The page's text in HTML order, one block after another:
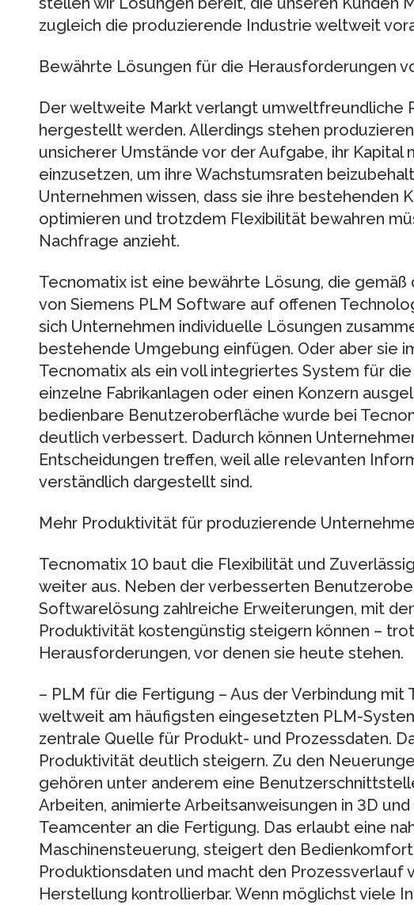
zugleich die produzierende Industrie weltweit
Bewährte Lösungen für die Herausforderungen
Der weltweite Markt verlangt umweltfreundliche
hergestellt werden. Allerdings stehen
unsicherer Umstände vor der Aufgabe, ihr Kapital
einzusetzen, um ihre Wachstumsraten
Unternehmen wissen, dass sie ihre bestehenden
optimieren und trotzdem Flexibilität bewahren
Nachfrage anzieht.
Tecnomatix ist eine bewährte Lösung, die
von Siemens PLM Software auf offenen
sich Unternehmen individuelle Lösungen
bestehende Umgebung einfügen. Oder aber sie
Tecnomatix als ein voll integriertes System für
einzelne Fabrikanlagen oder einen Konzern
bedienbare Benutzeroberfläche wurde bei
deutlich verbessert. Dadurch können
Entscheidungen treffen, weil alle relevanten
verständlich dargestellt sind.
Mehr Produktivität für produzierende
Tecnomatix 10 baut die Flexibilität und
weiter aus. Neben der verbesserten
Softwarelösung zahlreiche Erweiterungen, mit
Produktivität kostengünstig steigern können –
Herausforderungen, vor denen sie heute stehen.
– PLM für die Fertigung – Aus der Verbindung mit
weltweit am häufigsten eingesetzten PLM-
zentrale Quelle für Produkt- und Prozessdaten.
Produktivität deutlich steigern. Zu den
gehören unter anderem eine
Arbeiten, animierte Arbeitsanweisungen in 3D
Teamcenter an die Fertigung. Das erlaubt eine
Maschinensteuerung, steigert den
Produktionsdaten und macht den Prozessverlauf
Herstellung kontrollierbar. Wenn möglichst viele